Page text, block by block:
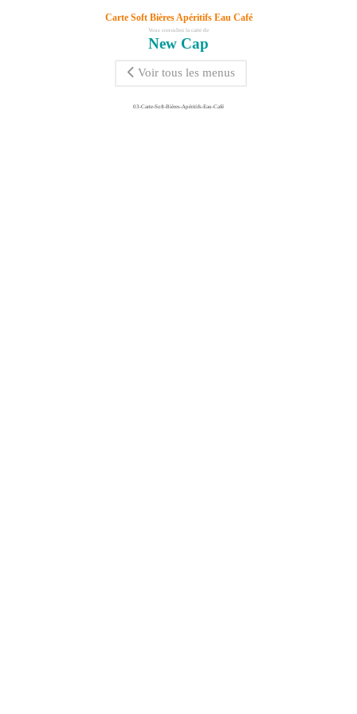
Carte Soft Bières Apéritifs Eau Café
Vous consultez la carte de
New Cap
Voir tous les menus
03-Carte-Soft-Bières-Apéritifs-Eau-Café